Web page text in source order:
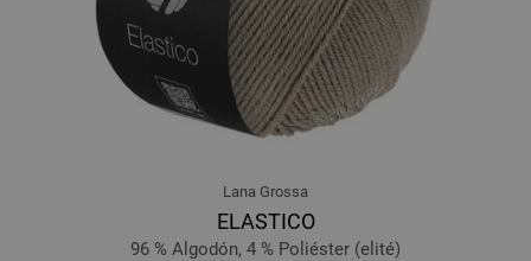
Lana Grossa
ELASTICO
96 % Algodón, 4 % Poliéster (elité)